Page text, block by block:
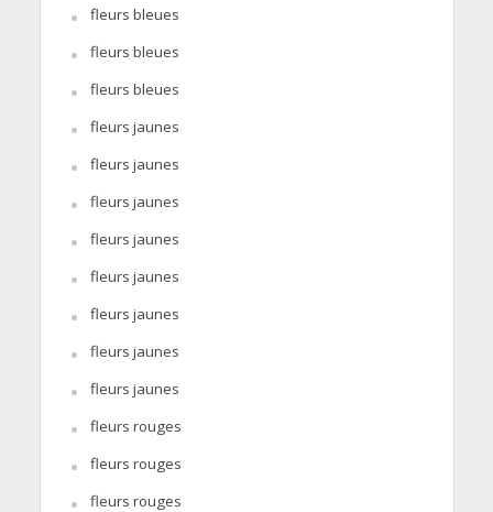
fleurs bleues
fleurs bleues
fleurs bleues
fleurs jaunes
fleurs jaunes
fleurs jaunes
fleurs jaunes
fleurs jaunes
fleurs jaunes
fleurs jaunes
fleurs jaunes
fleurs rouges
fleurs rouges
fleurs rouges